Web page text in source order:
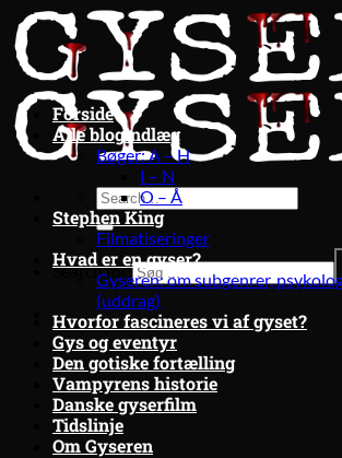
Fortsæt
til
indhold
Search for:
Forside
Alle blogindlæg
Bøger: A – H
I – N
O – Å
Stephen King
Filmatiseringer
Hvad er en gyser?
Gyseren: om subgenrer,
(uddrag)
Hvorfor fascineres vi af gyset?
Gys og eventyr
Den gotiske fortælling
Vampyrens historie
Danske gyserfilm
Tidslinje
Om Gyseren